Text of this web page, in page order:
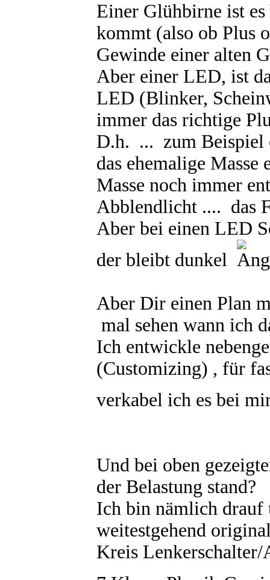
Einer Glühbirne ist
kommt (also ob Plus
Gewinde einer alten
Aber einer LED, ist
LED (Blinker,
immer das richtige
D.h. ... zum Beispiel
das ehemalige
Masse noch immer
Abblendlicht .... das
Aber bei einen LED
der bleibt dunkel
Aber Dir einen Plan
mal sehen wann ich
Ich entwickle
(Customizing) , für
verkabel ich es bei
Und bei oben
der Belastung stand?
Ich bin nämlich drauf
weitestgehend
Kreis